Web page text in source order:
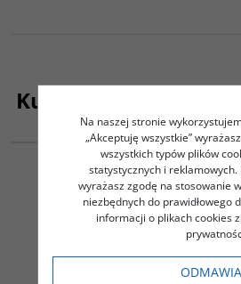
Kupujący ten
G518
Legendy ludów
Mandżurii. Tom I
Tulisow Jerzy
Na naszej stronie
„Akceptuję wszystkie”
wszystkich typów plików
statystycznych i reklamowych.
wyrażasz zgodę na stosowanie
niezbędnych do prawidłowego
informacji o plikach cookies